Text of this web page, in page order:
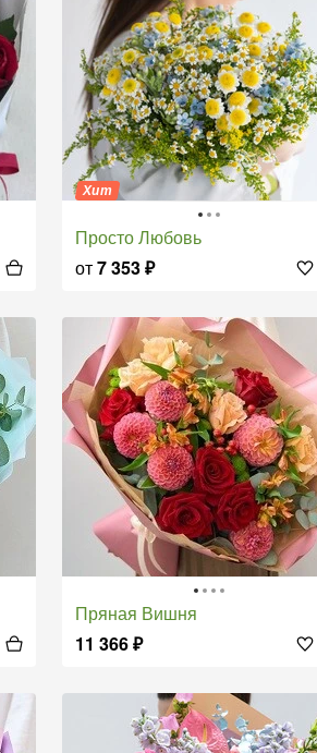
Хит
Просто Любовь
от7 353₽
Пряная Вишня
11 366₽